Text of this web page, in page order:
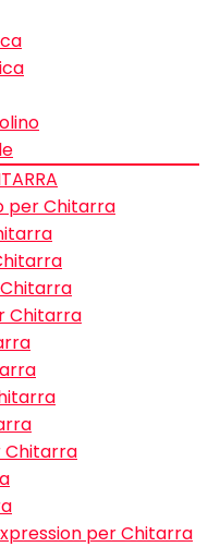
per Chitarra
Chitarra
Chitarra
per Chitarra